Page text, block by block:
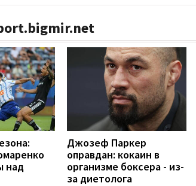
над
Джозеф Паркер
оправдан: кокаин в
организме боксера - из-
за диетолога